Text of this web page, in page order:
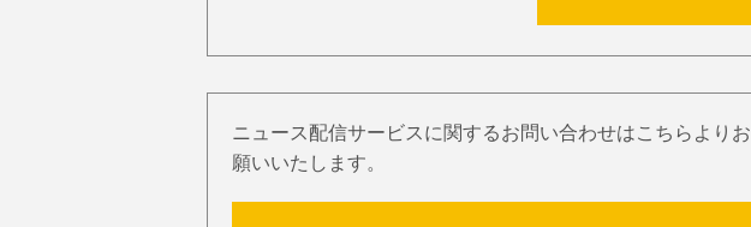
ニュース配信サービスに関するお問い合わせはこちらよりお
願いいたします。